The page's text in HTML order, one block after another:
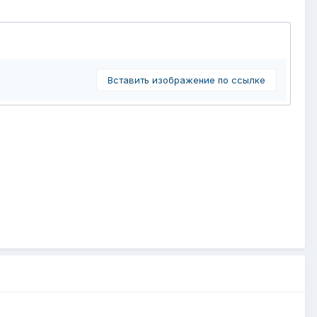
Вставить изображение по ссылке